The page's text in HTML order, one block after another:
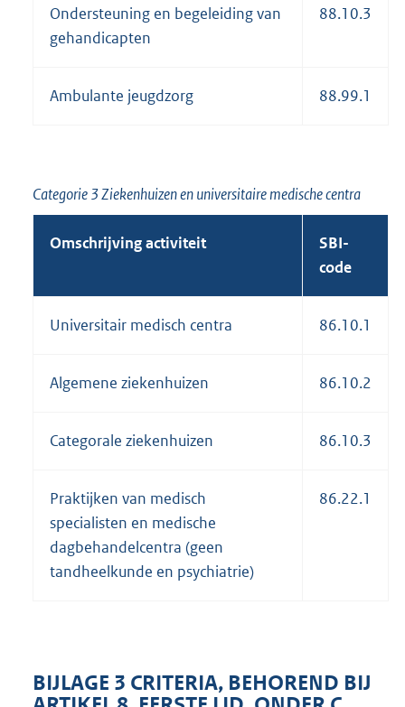
Ondersteuning en begeleiding van
gehandicapten
88.10.3
Ambulante jeugdzorg 88.99.1
Categorie 3 Ziekenhuizen en universitaire medische centra
Omschrijving activiteit
SBI-
code
Universitair medisch centra 86.10.1
Algemene ziekenhuizen 86.10.2
Categorale ziekenhuizen 86.10.3
Praktijken van medisch
specialisten en medische
dagbehandelcentra (geen
tandheelkunde en psychiatrie)
86.22.1
BIJLAGE 3 CRITERIA, BEHOREND BIJ